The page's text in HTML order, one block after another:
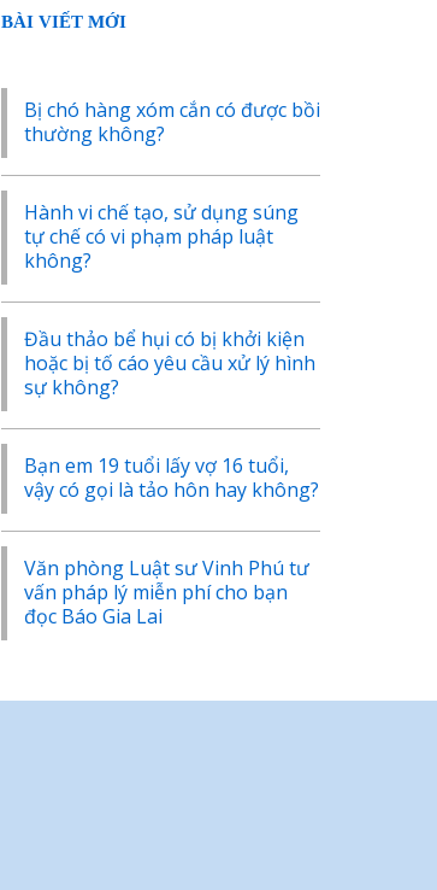
BÀI VIẾT MỚI
Bị chó hàng xóm cắn có được bồi
thường không?
Hành vi chế tạo, sử dụng súng
tự chế có vi phạm pháp luật
không?
Đầu thảo bể hụi có bị khởi kiện
hoặc bị tố cáo yêu cầu xử lý hình
sự không?
Bạn em 19 tuổi lấy vợ 16 tuổi,
vậy có gọi là tảo hôn hay không?
Văn phòng Luật sư Vinh Phú tư
vấn pháp lý miễn phí cho bạn
đọc Báo Gia Lai